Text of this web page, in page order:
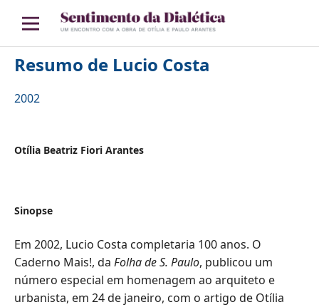
Resumo de Lucio Costa
2002
Otília Beatriz Fiori Arantes
Sinopse
Em 2002, Lucio Costa completaria 100 anos. O
Caderno Mais!, da Folha de S. Paulo, publicou um
número especial em homenagem ao arquiteto e
urbanista, em 24 de janeiro, com o artigo de Otília